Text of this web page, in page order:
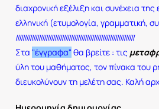
διαχρονική εξέλιξη και συνέχεια
ελληνική (ετυμολογία, γραμματική,
///////////////////////////////////////////////////////////////////
Στα"έγγραφα" θα βρείτε :τις
ύλη του μαθήματος, τον πίνακα του
διευκολύνουν τη μελέτη σας. Καλή